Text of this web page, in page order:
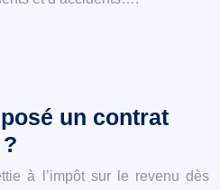
un contrat
à l’impôt sur le revenu dès